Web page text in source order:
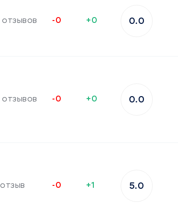
отзывов -0 +0 0.0
отзывов -0 +0 0.0
отзыв -0 +1 5.0